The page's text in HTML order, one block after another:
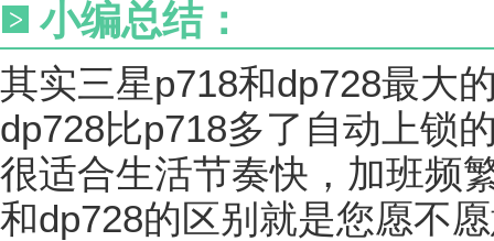
小编总结：
其实三星p718和dp728最大
dp728比p718多了自动上锁
很适合生活节奏快，加班频
和dp728的区别就是您愿不